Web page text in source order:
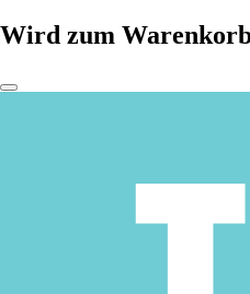
Wird zum